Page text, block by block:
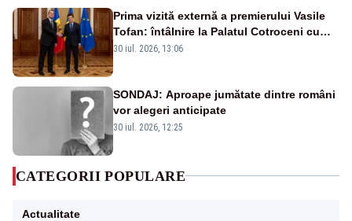
Prima vizită externă a premierului Vasile
Tofan: întâlnire la Palatul Cotroceni cu
președintele Nicușor Dan
30 iul. 2026, 13:06
SONDAJ: Aproape jumătate dintre români
vor alegeri anticipate
30 iul. 2026, 12:25
CATEGORII POPULARE
Actualitate